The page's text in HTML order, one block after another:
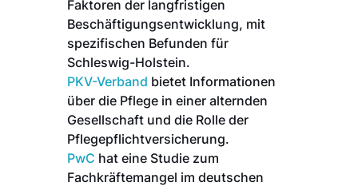
Faktoren der langfristigen
Beschäftigungsentwicklung, mit
spezifischen Befunden für
Schleswig-Holstein.
PKV-Verband bietet Informationen
über die Pflege in einer alternden
Gesellschaft und die Rolle der
Pflegepflichtversicherung.
PwC hat eine Studie zum
Fachkräftemangel im deutschen